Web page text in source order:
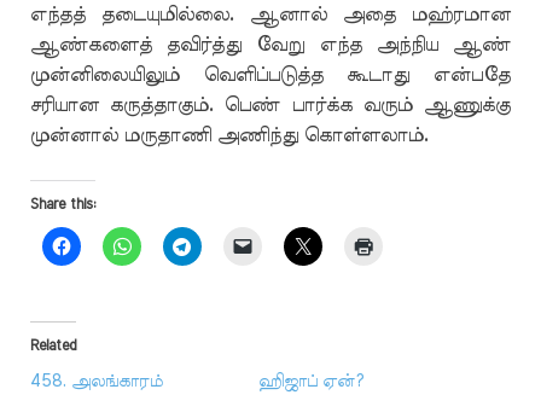
எந்தத் தடையுமில்லை. ஆனால் அதை மஹ்ரமான
ஆண்களைத் தவிர்த்து வேறு எந்த அந்நிய ஆண்
முன்னிலையிலும் வெளிப்படுத்த கூடாது என்பதே
சரியான கருத்தாகும். பெண் பார்க்க வரும் ஆணுக்கு
முன்னால் மருதாணி அணிந்து கொள்ளலாம்.
Share this:
Related
458. அலங்காரம்
ஹிஜாப் ஏன்?